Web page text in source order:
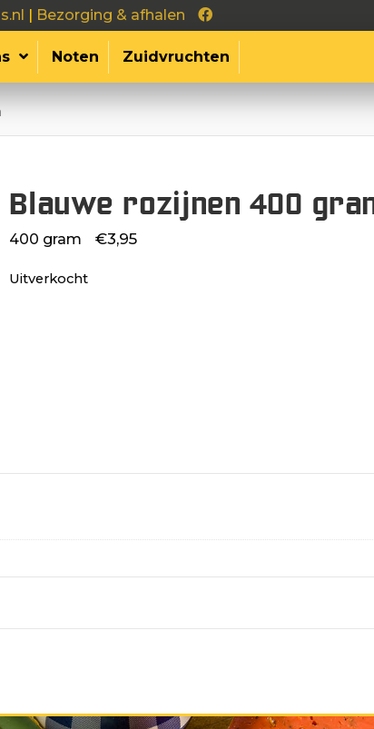
| Bezorging & afhalen
Noten Zuidvruchten
Blauwe rozijnen 400
400 gram €3,95
Uitverkocht